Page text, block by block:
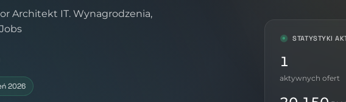
Architekt IT. Wynagrodzenia,
2026
STATYSTYKI
1
aktywnych ofert